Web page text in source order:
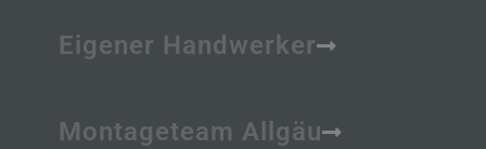
Eigener Handwerker
Montageteam Allgäu